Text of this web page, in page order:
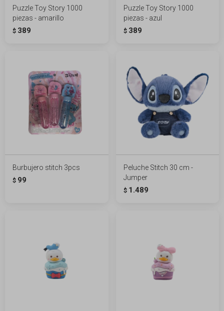
Puzzle Toy Story 1000
piezas - amarillo
$ 389
Puzzle Toy Story 1000
piezas - azul
$ 389
Burbujero stitch 3pcs
$ 99
Peluche Stitch 30 cm -
Jumper
$ 1.489